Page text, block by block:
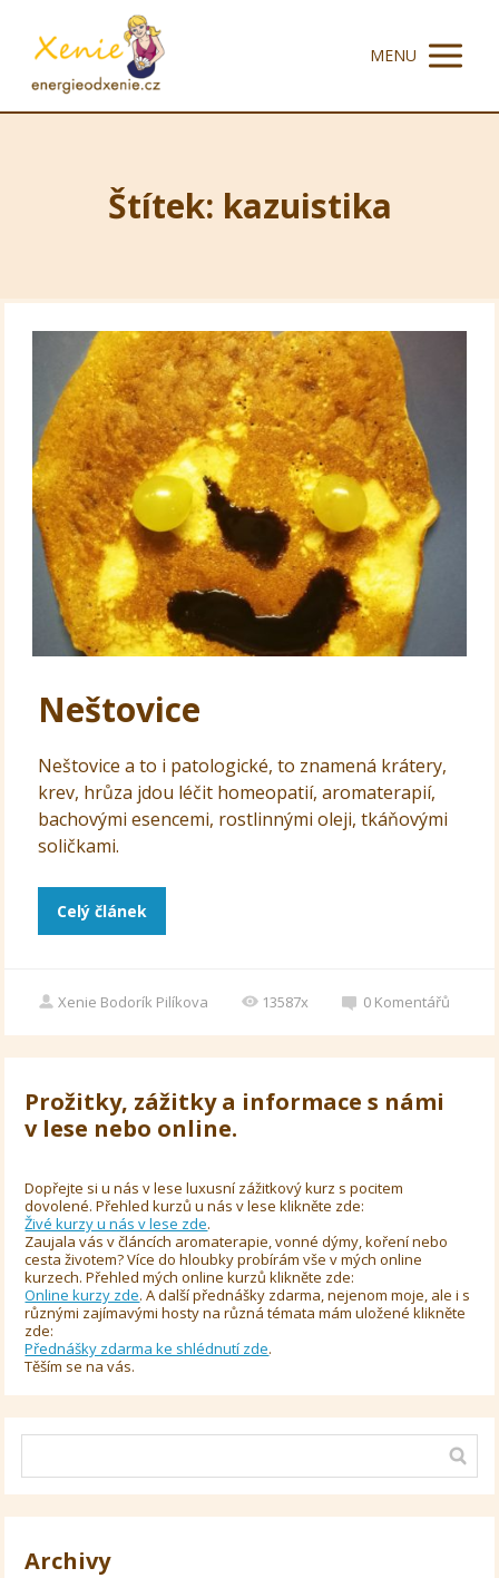
MENU
Štítek: kazuistika
Neštovice
Neštovice a to i patologické, to znamená krátery,
krev, hrůza jdou léčit homeopatií, aromaterapií,
bachovými esencemi, rostlinnými oleji, tkáňovými
soličkami.
Celý článek
Xenie Bodorík Pilíkova 13587x 0 Komentářů
Prožitky, zážitky a informace s námi
v lese nebo online.
Dopřejte si u nás v lese luxusní zážitkový kurz s pocitem
dovolené. Přehled kurzů u nás v lese klikněte zde:
Živé kurzy u nás v lese zde.
Zaujala vás v článcích aromaterapie, vonné dýmy, koření nebo
cesta životem? Více do hloubky probírám vše v mých online
kurzech. Přehled mých online kurzů klikněte zde:
Online kurzy zde. A další přednášky zdarma, nejenom moje, ale i s
různými zajímavými hosty na různá témata mám uložené klikněte
zde:
Přednášky zdarma ke shlédnutí zde.
Těším se na vás.
Archivy